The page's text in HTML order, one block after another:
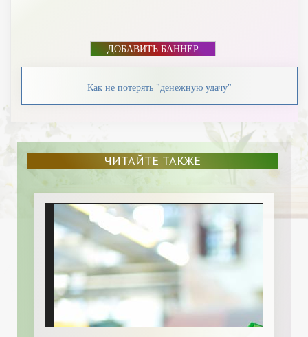
ДОБАВИТЬ БАННЕР
Как не потерять "денежную удачу"
ЧИТАЙТЕ ТАКЖЕ